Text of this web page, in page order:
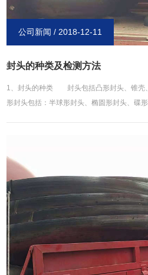
公司新闻 / 2018-12-11
封头的种类及检测方法
1、封头的种类 封头包括凸形封头、锥壳
形封头包括：半球形封头、椭圆形封头、碟
的*多，标准中的要求主要针对它而言； c)
要求，先分瓣成型，后组焊在一起。3、封
求，为大于3δ，且不小于100mm（焊接热影
学成分会有烧损。所以要避开高应力区，该
力衰减长度为大于3δ，且不小于100mm）
特殊性。 碟形封头的r处避免拼接，会减
求只答应是径向和环向。以后大型封头可能
头系数 先拼接后成型的封头，拼接焊缝应
格级别随设备壳体走。*后成型的焊 缝检测级